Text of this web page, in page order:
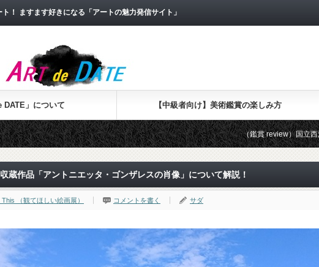
！ ますます好きになる「アートの魅力発信サイト」
DATE」について 【中級者向け】美術鑑賞の楽しみ方
（鑑賞 review）国立西洋美術館で「版画
蔵作品「アントニエッタ・ゴンザレスの肖像」について解説！
This （観てほしい絵画展） コメントを書く サダ